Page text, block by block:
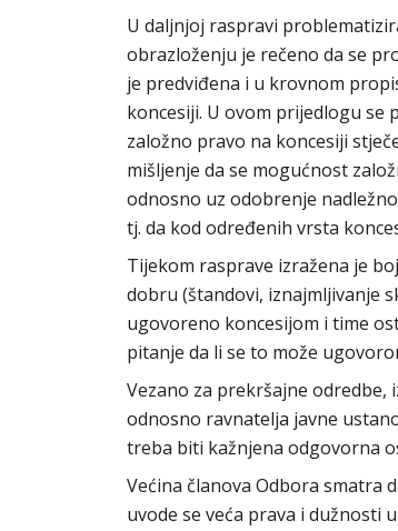
U daljnjoj raspravi
obrazloženju je rečeno da se
je predviđena i u krovnom
koncesiji. U ovom prijedlogu se
založno pravo na koncesiji
mišljenje da se mogućnost
odnosno uz odobrenje
tj. da kod određenih vrsta
Tijekom rasprave izražena je
dobru (štandovi, iznajmljivanje
ugovoreno koncesijom i time
pitanje da li se to može
Vezano za prekršajne odredbe,
odnosno ravnatelja javne
treba biti kažnjena odgovorna
Većina članova Odbora smatra
uvode se veća prava i